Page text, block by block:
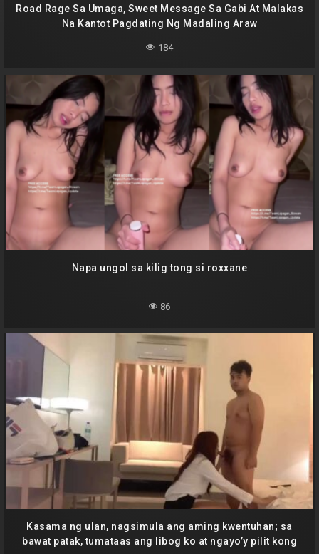
Road Rage Sa Umaga, Sweet Message Sa Gabi At Malakas
Na Kantot Pagdating Ng Madaling Araw
184
Napa ungol sa kilig tong si roxxane
86
Kasama ng ulan, nagsimula ang aming kwentuhan; sa
bawat patak, tumataas ang libog ko at ngayo’y pilit kong